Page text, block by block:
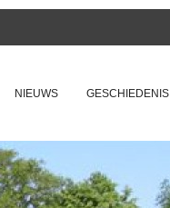
NIEUWS GESCHIEDENIS